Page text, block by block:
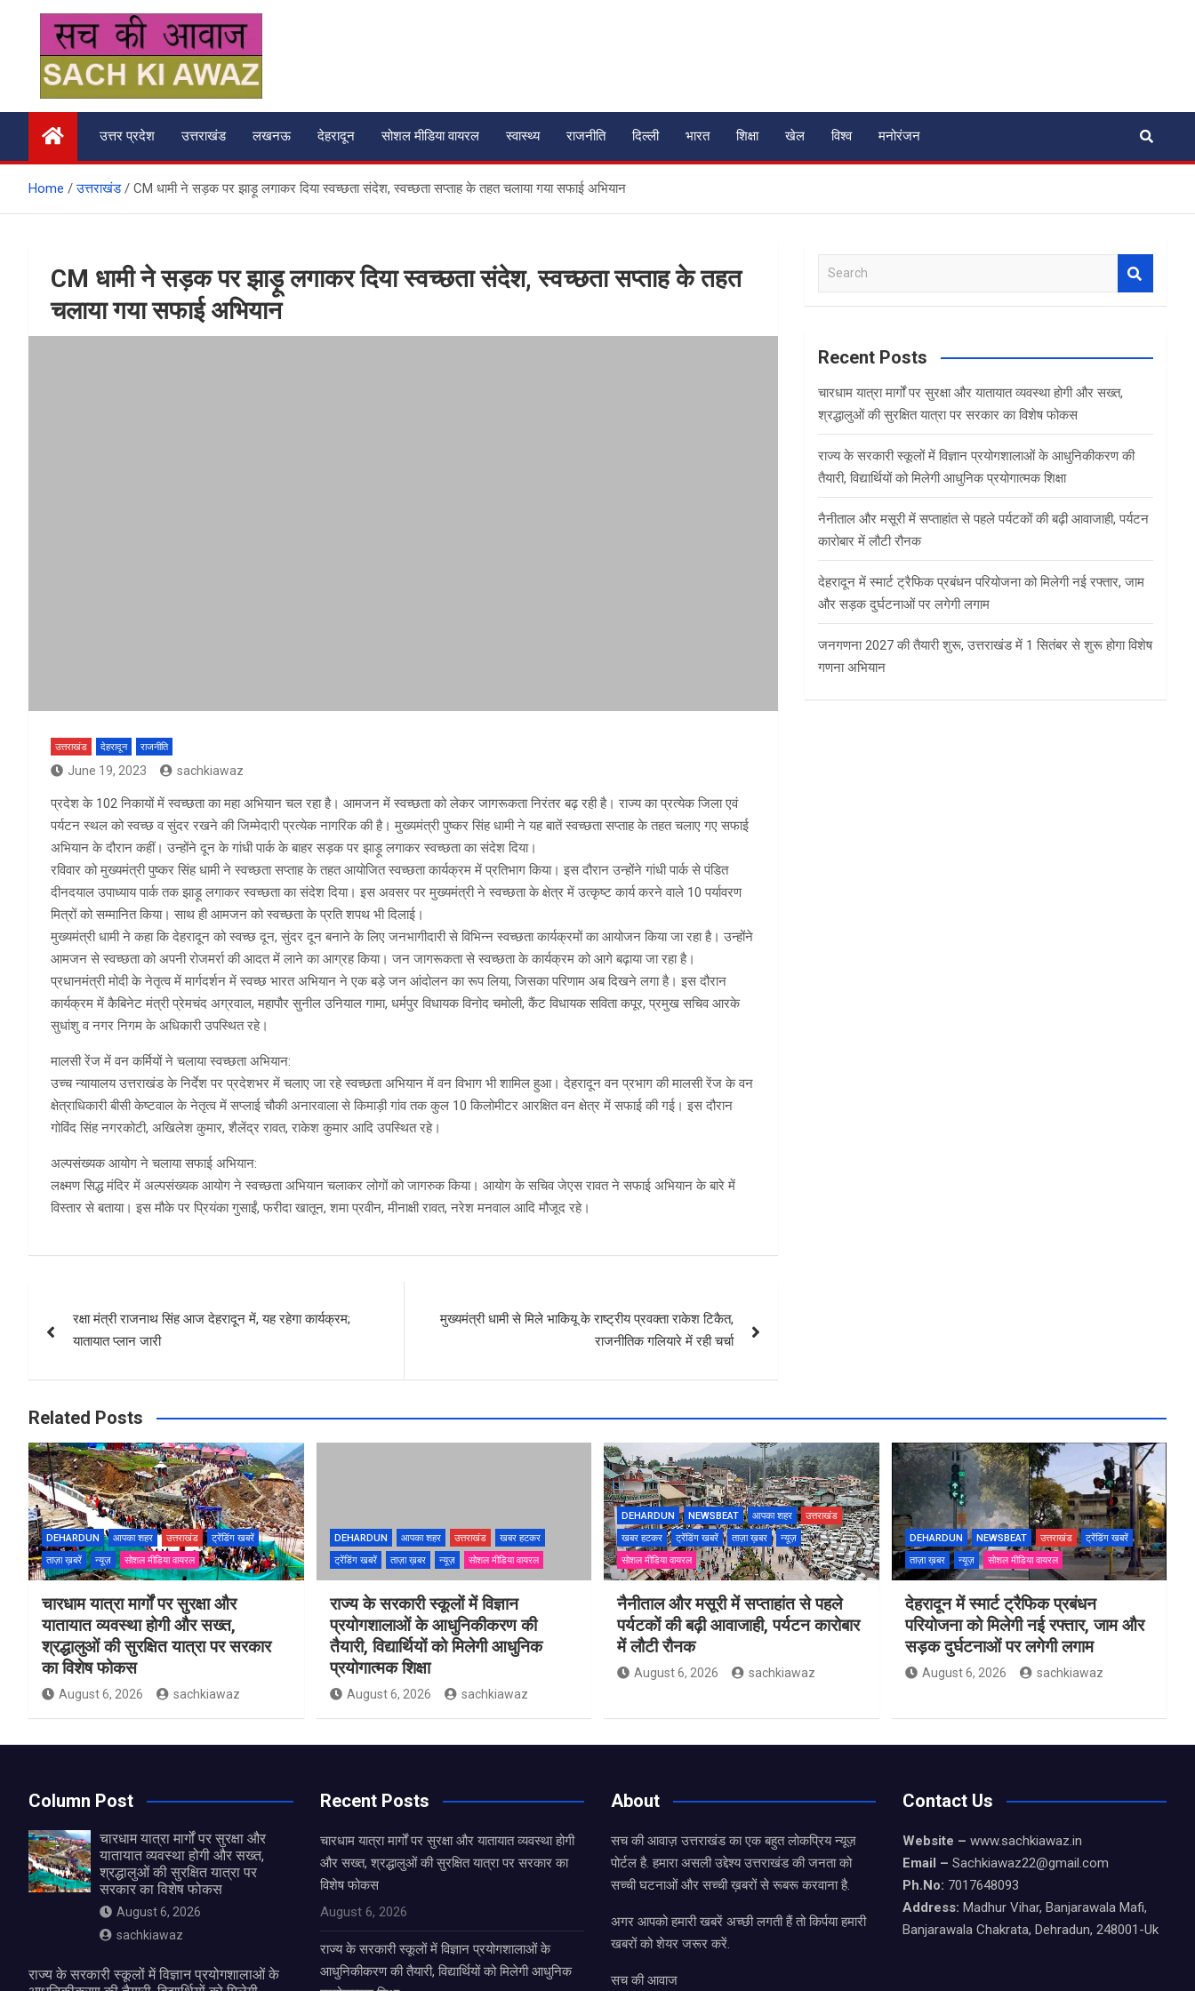
content
सच की आवाज
उत्तर प्रदेश उत्तराखंड लखनऊ देहरादून सोशल मीडिया वायरल स्वास्थ्य राजनीति दिल्ली भारत शिक्षा खेल विश्व मनोरंजन
Home उत्तराखंड CM धामी ने सड़क पर झाड़ू लगाकर दिया स्वच्छता संदेश, स्वच्छता सप्ताह के तहत चलाया गया सफाई अभियान
CM धामी ने सड़क पर झाड़ू लगाकर दिया स्वच्छता संदेश, स्वच्छता सप्ताह के तहत
चलाया गया सफाई अभियान
उत्तराखंड देहरादून राजनीति
June 19, 2023 sachkiawaz
प्रदेश के 102 निकायों में स्वच्छता का महा अभियान चल रहा है। आमजन में स्वच्छता को लेकर जागरूकता निरंतर बढ़ रही है। राज्य का प्रत्येक जिला एवं
पर्यटन स्थल को स्वच्छ व सुंदर रखने की जिम्मेदारी प्रत्येक नागरिक की है। मुख्यमंत्री पुष्कर सिंह धामी ने यह बातें स्वच्छता सप्ताह के तहत चलाए गए सफाई
अभियान के दौरान कहीं। उन्होंने दून के गांधी पार्क के बाहर सड़क पर झाड़ू लगाकर स्वच्छता का संदेश दिया।
रविवार को मुख्यमंत्री पुष्कर सिंह धामी ने स्वच्छता सप्ताह के तहत आयोजित स्वच्छता कार्यक्रम में प्रतिभाग किया। इस दौरान उन्होंने गांधी पार्क से पंडित
दीनदयाल उपाध्याय पार्क तक झाड़ू लगाकर स्वच्छता का संदेश दिया। इस अवसर पर मुख्यमंत्री ने स्वच्छता के क्षेत्र में उत्कृष्ट कार्य करने वाले 10 पर्यावरण
मित्रों को सम्मानित किया। साथ ही आमजन को स्वच्छता के प्रति शपथ भी दिलाई।
मुख्यमंत्री धामी ने कहा कि देहरादून को स्वच्छ दून, सुंदर दून बनाने के लिए जनभागीदारी से विभिन्न स्वच्छता कार्यक्रमों का आयोजन किया जा रहा है। उन्होंने
आमजन से स्वच्छता को अपनी रोजमर्रा की आदत में लाने का आग्रह किया। जन जागरूकता से स्वच्छता के कार्यक्रम को आगे बढ़ाया जा रहा है।
प्रधानमंत्री मोदी के नेतृत्व में मार्गदर्शन में स्वच्छ भारत अभियान ने एक बड़े जन आंदोलन का रूप लिया, जिसका परिणाम अब दिखने लगा है। इस दौरान
कार्यक्रम में कैबिनेट मंत्री प्रेमचंद अग्रवाल, महापौर सुनील उनियाल गामा, धर्मपुर विधायक विनोद चमोली, कैंट विधायक सविता कपूर, प्रमुख सचिव आरके
सुधांशु व नगर निगम के अधिकारी उपस्थित रहे।
मालसी रेंज में वन कर्मियों ने चलाया स्वच्छता अभियान:
उच्च न्यायालय उत्तराखंड के निर्देश पर प्रदेशभर में चलाए जा रहे स्वच्छता अभियान में वन विभाग भी शामिल हुआ। देहरादून वन प्रभाग की मालसी रेंज के वन
क्षेत्राधिकारी बीसी केष्टवाल के नेतृत्व में सप्लाई चौकी अनारवाला से किमाड़ी गांव तक कुल 10 किलोमीटर आरक्षित वन क्षेत्र में सफाई की गई। इस दौरान
गोविंद सिंह नगरकोटी, अखिलेश कुमार, शैलेंद्र रावत, राकेश कुमार आदि उपस्थित रहे।
अल्पसंख्यक आयोग ने चलाया सफाई अभियान:
लक्ष्मण सिद्ध मंदिर में अल्पसंख्यक आयोग ने स्वच्छता अभियान चलाकर लोगों को जागरुक किया। आयोग के सचिव जेएस रावत ने सफाई अभियान के बारे में
विस्तार से बताया। इस मौके पर प्रियंका गुसाईं, फरीदा खातून, शमा प्रवीन, मीनाक्षी रावत, नरेश मनवाल आदि मौजूद रहे।
navigation
रक्षा मंत्री राजनाथ सिंह आज देहरादून में, यह रहेगा कार्यक्रम;
यातायात प्लान जारी
मुख्यमंत्री धामी से मिले भाकियू के राष्ट्रीय प्रवक्ता राकेश टिकैत,
राजनीतिक गलियारे में रही चर्चा
a
c
Recent Posts
चारधाम यात्रा मार्गों पर सुरक्षा और यातायात व्यवस्था होगी और सख्त,
श्रद्धालुओं की सुरक्षित यात्रा पर सरकार का विशेष फोकस
राज्य के सरकारी स्कूलों में विज्ञान प्रयोगशालाओं के आधुनिकीकरण की
तैयारी, विद्यार्थियों को मिलेगी आधुनिक प्रयोगात्मक शिक्षा
नैनीताल और मसूरी में सप्ताहांत से पहले पर्यटकों की बढ़ी आवाजाही, पर्यटन
कारोबार में लौटी रौनक
देहरादून में स्मार्ट ट्रैफिक प्रबंधन परियोजना को मिलेगी नई रफ्तार, जाम
और सड़क दुर्घटनाओं पर लगेगी लगाम
जनगणना 2027 की तैयारी शुरू, उत्तराखंड में 1 सितंबर से शुरू होगा विशेष
गणना अभियान
Related Posts
DEHARDUN आपका शहर उत्तराखंड
ट्रेंडिंग खबरें
ताज़ा ख़बरें
न्यूज़ सोशल मीडिया वायरल
चारधाम यात्रा मार्गों पर सुरक्षा और
यातायात व्यवस्था होगी और सख्त,
श्रद्धालुओं की सुरक्षित यात्रा पर सरकार
का विशेष फोकस
August 6, 2026 sachkiawaz
DEHARDUN आपका शहर उत्तराखंड
खबर हटकर
ट्रेंडिंग खबरें
ताज़ा ख़बर न्यूज़ सोशल मीडिया वायरल
राज्य के सरकारी स्कूलों में विज्ञान
प्रयोगशालाओं के आधुनिकीकरण की
तैयारी, विद्यार्थियों को मिलेगी आधुनिक
प्रयोगात्मक शिक्षा
August 6, 2026 sachkiawaz
DEHARDUN NEWSBEAT आपका शहर
उत्तराखंड
खबर हटकर
ट्रेंडिंग खबरें ताज़ा ख़बर
न्यूज़
सोशल मीडिया वायरल
नैनीताल और मसूरी में सप्ताहांत से पहले
पर्यटकों की बढ़ी आवाजाही, पर्यटन कारोबार
में लौटी रौनक
August 6, 2026 sachkiawaz
DEHARDUN NEWSBEAT उत्तराखंड
ट्रेंडिंग खबरें
ताज़ा ख़बर
न्यूज़ सोशल मीडिया वायरल
देहरादून में स्मार्ट ट्रैफिक प्रबंधन
परियोजना को मिलेगी नई रफ्तार, जाम और
सड़क दुर्घटनाओं पर लगेगी लगाम
August 6, 2026 sachkiawaz
Column Post
चारधाम यात्रा मार्गों पर सुरक्षा और
यातायात व्यवस्था होगी और सख्त,
श्रद्धालुओं की सुरक्षित यात्रा पर
सरकार का विशेष फोकस
August 6, 2026
sachkiawaz
राज्य के सरकारी स्कूलों में विज्ञान प्रयोगशालाओं के
Recent Posts
चारधाम यात्रा मार्गों पर सुरक्षा और यातायात व्यवस्था होगी
और सख्त, श्रद्धालुओं की सुरक्षित यात्रा पर सरकार का
विशेष फोकस
August 6, 2026
राज्य के सरकारी स्कूलों में विज्ञान प्रयोगशालाओं के
आधुनिकीकरण की तैयारी, विद्यार्थियों को मिलेगी आधुनिक
About
सच की आवाज़ उत्तराखंड का एक बहुत लोकप्रिय न्यूज़
पोर्टल है. हमारा असली उद्देश्य उत्तराखंड की जनता को
सच्ची घटनाओं और सच्ची ख़बरों से रूबरू करवाना है.
अगर आपको हमारी खबरें अच्छी लगती हैं तो किर्पया हमारी
खबरों को शेयर जरूर करें.
सच की आवाज
Contact Us
Website – www.sachkiawaz.in
Email – Sachkiawaz22@gmail.com
Ph.No: 7017648093
Address: Madhur Vihar, Banjarawala Mafi,
Banjarawala Chakrata, Dehradun, 248001-Uk